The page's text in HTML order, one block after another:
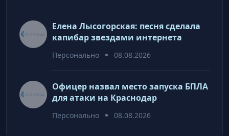
Елена Лысогорская: песня сделала
капибар звездами интернета
Персонально 08.08.2026
Офицер назвал место запуска БПЛА
для атаки на Краснодар
Персонально 08.08.2026